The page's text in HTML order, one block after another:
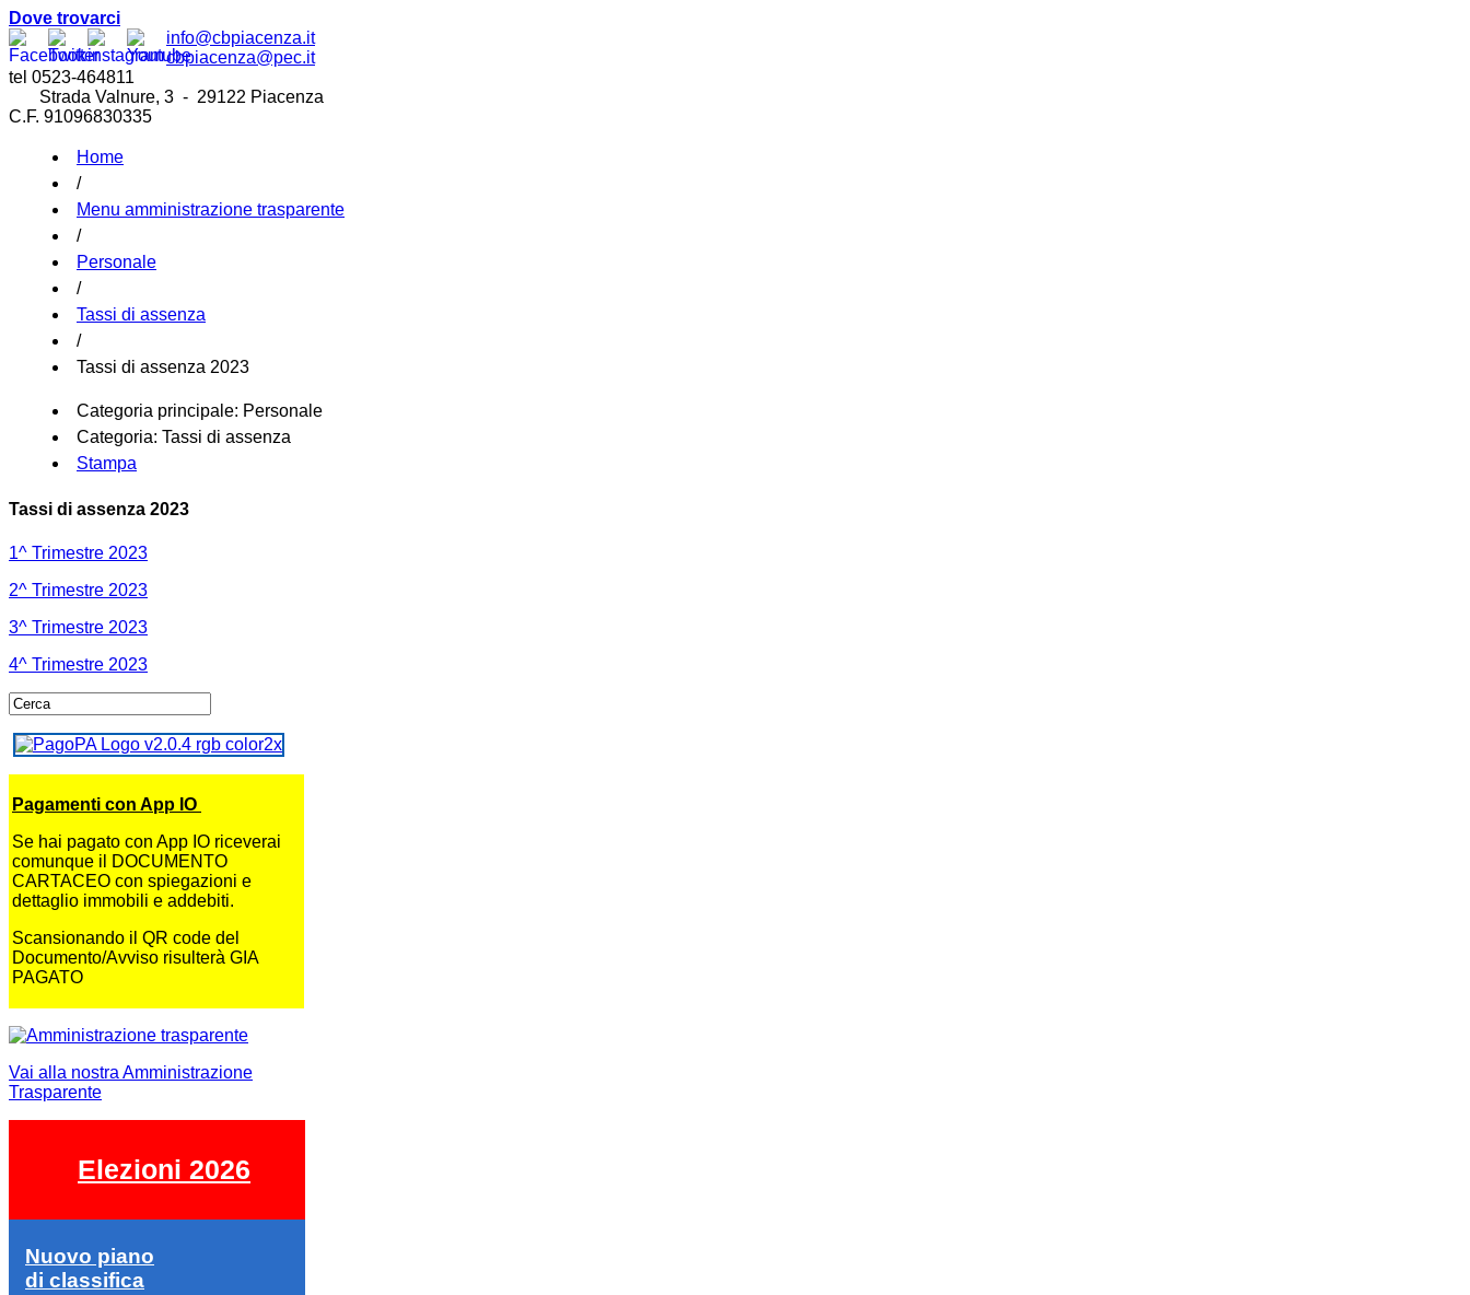
Dove trovarci
info@cbpiacenza.it
cbpiacenza@pec.it
tel 0523-464811
Strada Valnure, 3 - 29122 Piacenza
C.F. 91096830335
Home
/
Menu amministrazione trasparente
/
Personale
/
Tassi di assenza
/
Tassi di assenza 2023
Categoria principale: Personale
Categoria: Tassi di assenza
Stampa
Tassi di assenza 2023
1^ Trimestre 2023
2^ Trimestre 2023
3^ Trimestre 2023
4^ Trimestre 2023
Pagamenti con App IO
Se hai pagato con App IO riceverai
comunque il DOCUMENTO
CARTACEO con spiegazioni e
dettaglio immobili e addebiti.
Scansionando il QR code del
Documento/Avviso risulterà GIA
PAGATO
Vai alla nostra Amministrazione
Trasparente
Elezioni 2026
Nuovo piano
di classifica